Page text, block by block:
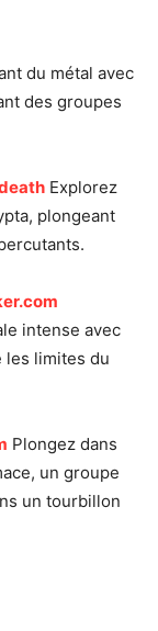
du métal avec
des groupes
Explorez
plongeant
intense avec
les limites du
Plongez dans
un groupe
un tourbillon